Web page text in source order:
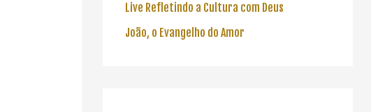
Live Refletindo a Cultura com Deus
João, o Evangelho do Amor